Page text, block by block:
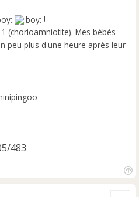
!
(chorioamniotite). Mes bébés
peu plus d'une heure après leur
483